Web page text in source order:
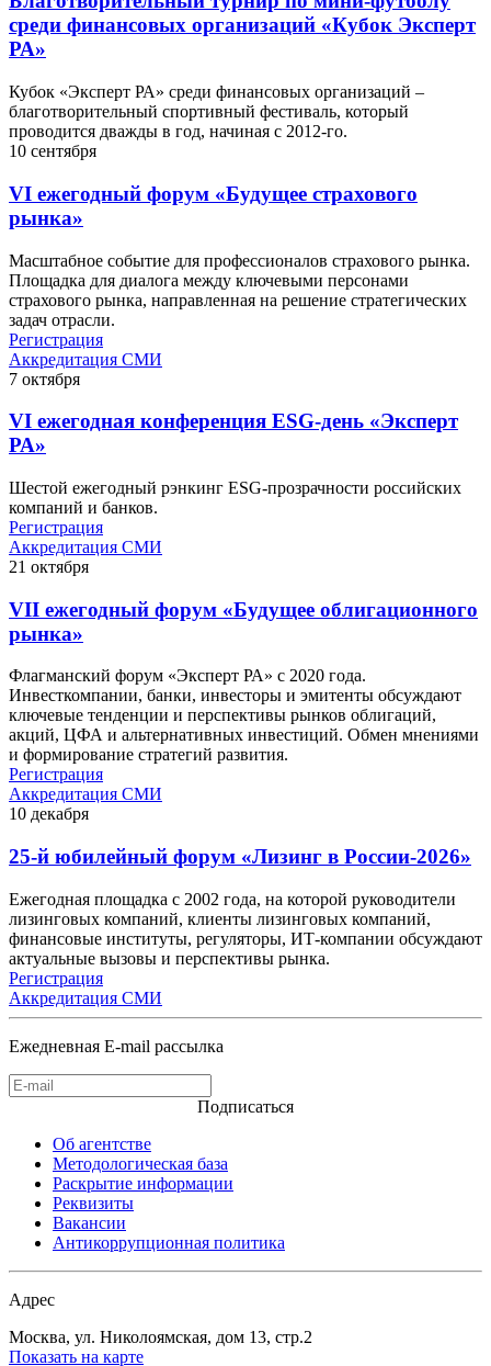
среди финансовых организаций «Кубок Эксперт
РА»
Кубок «Эксперт РА» среди финансовых организаций –
благотворительный спортивный фестиваль, который
проводится дважды в год, начиная с 2012-го.
10 сентября
VI ежегодный форум «Будущее страхового
рынка»
Масштабное событие для профессионалов страхового рынка.
Площадка для диалога между ключевыми персонами
страхового рынка, направленная на решение стратегических
задач отрасли.
Регистрация
Аккредитация СМИ
7 октября
VI ежегодная конференция ESG-день «Эксперт
РА»
Шестой ежегодный рэнкинг ESG-прозрачности российских
компаний и банков.
Регистрация
Аккредитация СМИ
21 октября
VII ежегодный форум «Будущее облигационного
рынка»
Флагманский форум «Эксперт РА» с 2020 года.
Инвесткомпании, банки, инвесторы и эмитенты обсуждают
ключевые тенденции и перспективы рынков облигаций,
акций, ЦФА и альтернативных инвестиций. Обмен мнениями
и формирование стратегий развития.
Регистрация
Аккредитация СМИ
10 декабря
25-й юбилейный форум «Лизинг в России-2026»
Ежегодная площадка с 2002 года, на которой руководители
лизинговых компаний, клиенты лизинговых компаний,
финансовые институты, регуляторы, ИТ-компании обсуждают
актуальные вызовы и перспективы рынка.
Регистрация
Аккредитация СМИ
Ежедневная E-mail рассылка
Подписаться
Об агентстве
Методологическая база
Раскрытие информации
Реквизиты
Вакансии
Антикоррупционная политика
Адрес
Москва, ул. Николоямская, дом 13, стр.2
Показать на карте